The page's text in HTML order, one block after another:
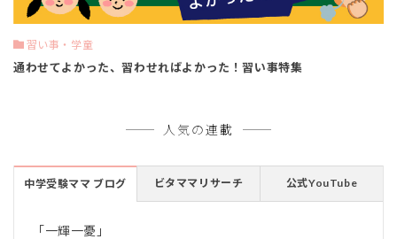
習い事・学童
通わせてよかった、習わせればよかった！習い事特集
人気の連載
中学受験ママ ブログ ビタママリサーチ 公式YouTube
「一輝一憂」